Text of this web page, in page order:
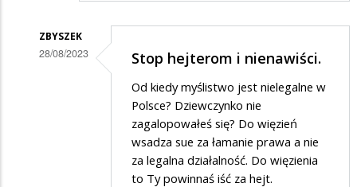
ZBYSZEK
28/08/2023 Stop hejterom i nienawiści.
Od kiedy myślistwo jest nielegalne w
Polsce? Dziewczynko nie
zagalopowałeś się? Do więzień
wsadza sue za łamanie prawa a nie
za legalna działalność. Do więzienia
to Ty powinnaś iść za hejt.